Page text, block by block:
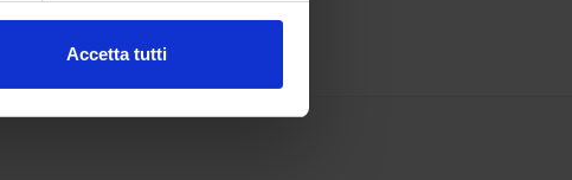
Accetta tutti